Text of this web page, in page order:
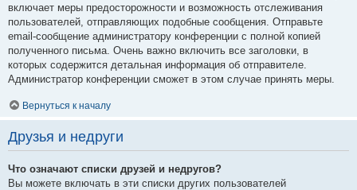
включает меры предосторожности и возможность отслеживания
пользователей, отправляющих подобные сообщения. Отправьте
email-сообщение администратору конференции с полной копией
полученного письма. Очень важно включить все заголовки, в
которых содержится детальная информация об отправителе.
Администратор конференции сможет в этом случае принять меры.
Вернуться к началу
Друзья и недруги
Что означают списки друзей и недругов?
Вы можете включать в эти списки других пользователей